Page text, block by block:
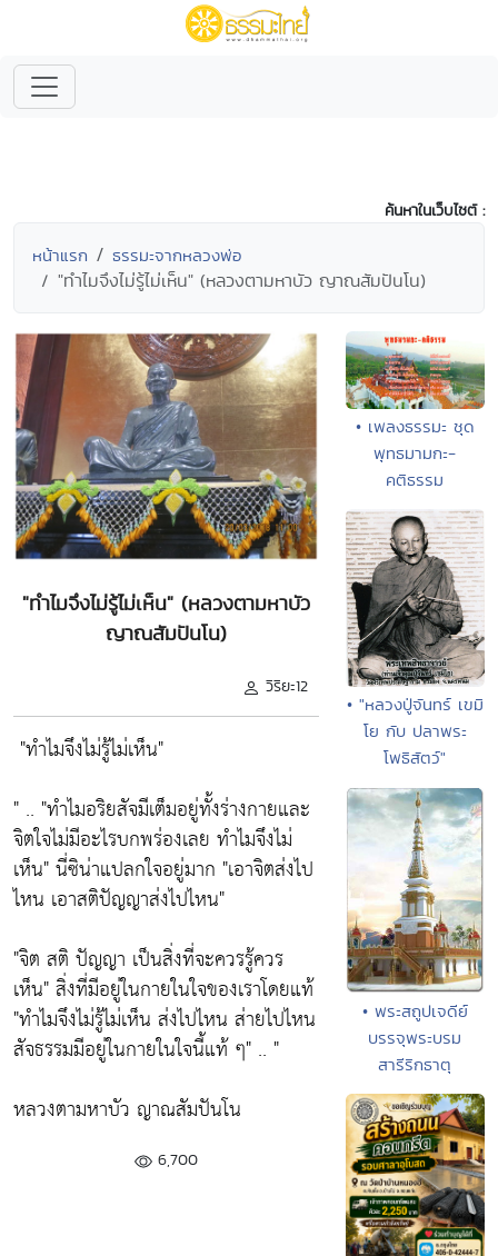
ค้นหาในเว็บไซต์ :
หน้าแรก ธรรมะจากหลวงพ่อ
"ทำไมจึงไม่รู้ไม่เห็น" (หลวงตามหาบัว ญาณสัมปันโน)
"ทำไมจึงไม่รู้ไม่เห็น" (หลวงตามหาบัว
ญาณสัมปันโน)
วิริยะ12
"ทำไมจึงไม่รู้ไม่เห็น"
" .. "ทำไมอริยสัจมีเต็มอยู่ทั้งร่างกายและ
จิตใจไม่มีอะไรบกพร่องเลย ทำไมจึงไม่
เห็น"นี่ซิน่าแปลกใจอยู่มาก "เอาจิตส่งไป
ไหน เอาสติปัญญาส่งไปไหน"
"จิต สติ ปัญญา เป็นสิ่งที่จะควรรู้ควร
เห็น"สิ่งที่มีอยู่ในกายในใจของเราโดยแท้
"ทำไมจึงไม่รู้ไม่เห็น ส่งไปไหน ส่ายไปไหน
สัจธรรมมีอยู่ในกายในใจนี้แท้ ๆ" .. "
หลวงตามหาบัว ญาณสัมปันโน
6,700
• เพลงธรรมะ ชุด
พุทธมามกะ-
คติธรรม
• "หลวงปู่จันทร์ เขมิ
โย กับ ปลาพระ
โพธิสัตว์"
• พระสถูปเจดีย์
บรรจุพระบรม
สารีริกธาตุ